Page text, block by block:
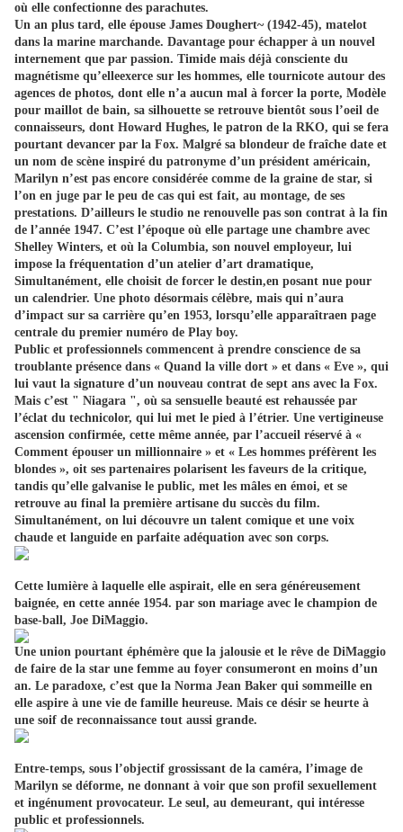
où elle confectionne des parachutes.
Un an plus tard, elle épouse James Doughert~ (1942-45), matelot
dans la marine marchande. Davantage pour échapper à un nouvel
internement que par passion. Timide mais déjà consciente du
magnétisme qu’elleexerce sur les hommes, elle tournicote autour des
agences de photos, dont elle n’a aucun mal à forcer la porte, Modèle
pour maillot de bain, sa silhouette se retrouve bientôt sous l’oeil de
connaisseurs, dont Howard Hughes, le patron de la RKO, qui se fera
pourtant devancer par la Fox. Malgré sa blondeur de fraîche date et
un nom de scène inspiré du patronyme d’un président américain,
Marilyn n’est pas encore considérée comme de la graine de star, si
l’on en juge par le peu de cas qui est fait, au montage, de ses
prestations. D’ailleurs le studio ne renouvelle pas son contrat à la fin
de l’année 1947. C’est l’époque où elle partage une chambre avec
Shelley Winters, et où la Columbia, son nouvel employeur, lui
impose la fréquentation d’un atelier d’art dramatique,
Simultanément, elle choisit de forcer le destin,en posant nue pour
un calendrier. Une photo désormais célèbre, mais qui n’aura
d’impact sur sa carrière qu’en 1953, lorsqu’elle apparaîtraen page
centrale du premier numéro de Play boy.
Public et professionnels commencent à prendre conscience de sa
troublante présence dans « Quand la ville dort » et dans « Eve », qui
lui vaut la signature d’un nouveau contrat de sept ans avec la Fox.
Mais c’est " Niagara ", où sa sensuelle beauté est rehaussée par
l’éclat du technicolor, qui lui met le pied à l’étrier. Une vertigineuse
ascension confirmée, cette même année, par l’accueil réservé à «
Comment épouser un millionnaire » et « Les hommes préfèrent les
blondes », oit ses partenaires polarisent les faveurs de la critique,
tandis qu’elle galvanise le public, met les mâles en émoi, et se
retrouve au final la première artisane du succès du film.
Simultanément, on lui découvre un talent comique et une voix
chaude et languide en parfaite adéquation avec son corps.
Cette lumière à laquelle elle aspirait, elle en sera généreusement
baignée, en cette année 1954. par son mariage avec le champion de
base-ball, Joe DiMaggio.
Une union pourtant éphémère que la jalousie et le rêve de DiMaggio
de faire de la star une femme au foyer consumeront en moins d’un
an. Le paradoxe, c’est que la Norma Jean Baker qui sommeille en
elle aspire à une vie de famille heureuse. Mais ce désir se heurte à
une soif de reconnaissance tout aussi grande.
Entre-temps, sous l’objectif grossissant de la caméra, l’image de
Marilyn se déforme, ne donnant à voir que son profil sexuellement
et ingénument provocateur. Le seul, au demeurant, qui intéresse
public et professionnels.